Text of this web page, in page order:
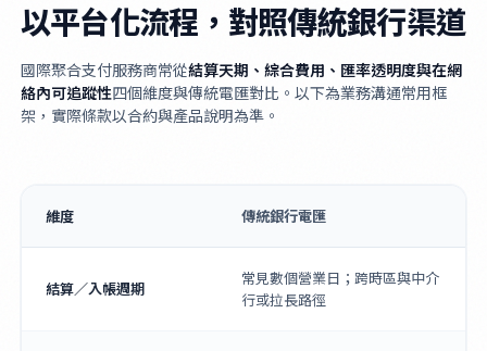
以平台化流程，對照傳統銀行渠道
國際聚合支付服務商常從結算天期、綜合費用、匯率透明度與在網
絡內可追蹤性四個維度與傳統電匯對比。以下為業務溝通常用框
架，實際條款以合約與產品說明為準。
維度 傳統銀行電匯
結算／入帳週期
常見數個營業日；跨時區與中介
行或拉長路徑